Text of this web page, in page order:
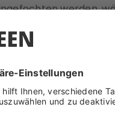
werden,
Miete zu
Richtwert,
Gesetzlich sind